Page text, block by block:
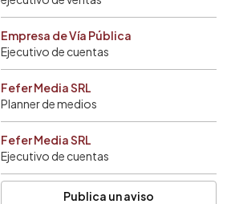
Empresa de Vía Pública
Ejecutivo de cuentas
Fefer Media SRL
Planner de medios
Fefer Media SRL
Ejecutivo de cuentas
Publica un aviso